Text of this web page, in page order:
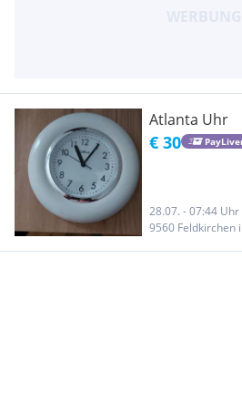
Atlanta Uhr
€ 30
28.07. - 07:44 Uhr
9560 Feldkirchen